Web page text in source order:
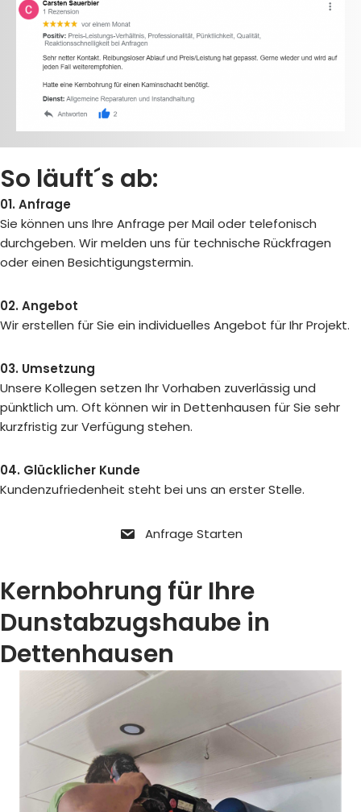
So läuft´s ab:
01. Anfrage
Sie können uns Ihre Anfrage per Mail oder telefonisch
durchgeben. Wir melden uns für technische Rückfragen
oder einen Besichtigungstermin.
02. Angebot
Wir erstellen für Sie ein individuelles Angebot für Ihr Projekt.
03. Umsetzung
Unsere Kollegen setzen Ihr Vorhaben zuverlässig und
pünktlich um. Oft können wir in Dettenhausen für Sie sehr
kurzfristig zur Verfügung stehen.
04. Glücklicher Kunde
Kundenzufriedenheit steht bei uns an erster Stelle.
Anfrage Starten
Kernbohrung für Ihre
Dunstabzugshaube in
Dettenhausen